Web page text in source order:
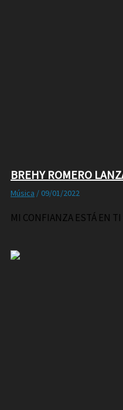
BREHY ROMERO
Música / 09/01/2022
MI CONFIANZA ESTÁ